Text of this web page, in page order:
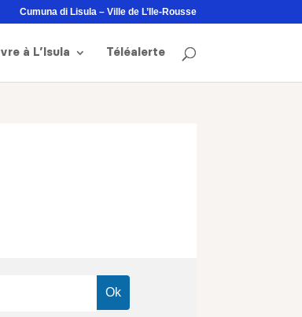
Cumuna di Lisula – Ville de L’Ile-Rousse
à L’Isula Téléalerte